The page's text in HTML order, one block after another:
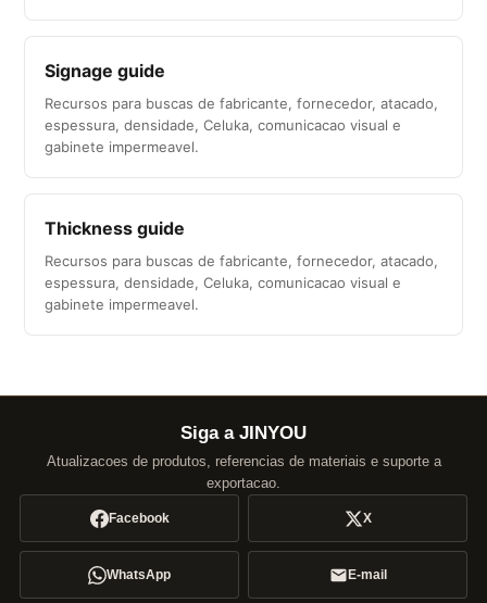
Signage guide
Recursos para buscas de fabricante, fornecedor, atacado,
espessura, densidade, Celuka, comunicacao visual e
gabinete impermeavel.
Thickness guide
Recursos para buscas de fabricante, fornecedor, atacado,
espessura, densidade, Celuka, comunicacao visual e
gabinete impermeavel.
Siga a JINYOU
Atualizacoes de produtos, referencias de materiais e suporte a
exportacao.
Facebook X
WhatsApp E-mail